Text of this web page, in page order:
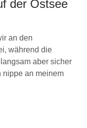
der Ostsee
an den
während die
aber sicher
nippe an meinem